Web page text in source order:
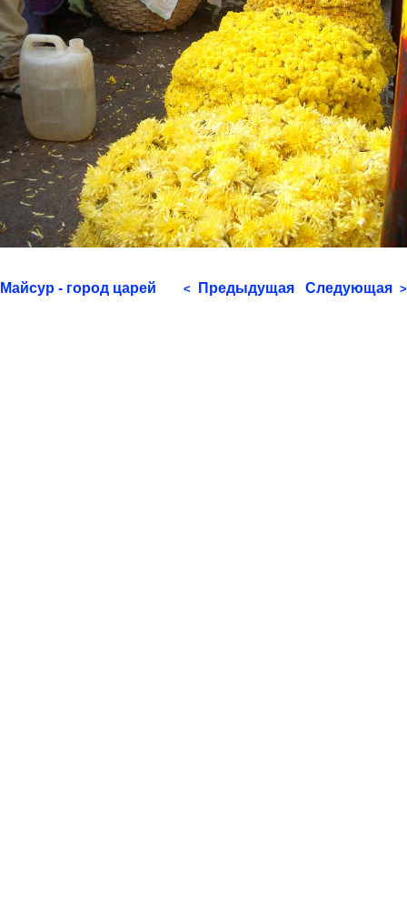
Майсур - город царей < Предыдущая Следующая >